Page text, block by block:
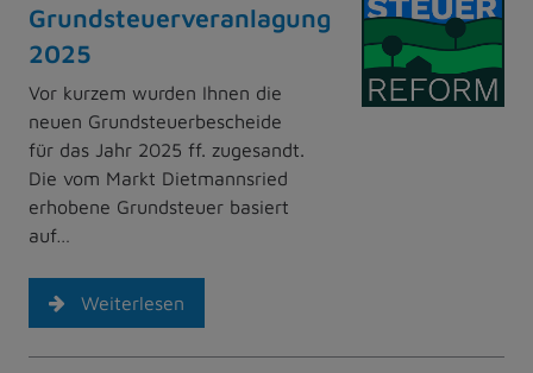
Grundsteuerveranlagung
2025
Vor kurzem wurden Ihnen die
neuen Grundsteuerbescheide
für das Jahr 2025 ff. zugesandt.
Die vom Markt Dietmannsried
erhobene Grundsteuer basiert
auf…
Weiterlesen